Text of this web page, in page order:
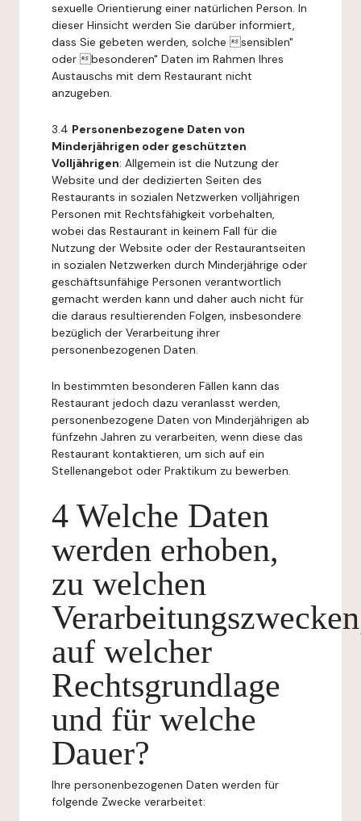
sexuelle Orientierung einer natürlichen Person. In
dieser Hinsicht werden Sie darüber informiert,
dass Sie gebeten werden, solche sensiblen"
oder besonderen" Daten im Rahmen Ihres
Austauschs mit dem Restaurant nicht
anzugeben.
3.4 Personenbezogene Daten von
Minderjährigen oder geschützten
Volljährigen: Allgemein ist die Nutzung der
Website und der dedizierten Seiten des
Restaurants in sozialen Netzwerken volljährigen
Personen mit Rechtsfähigkeit vorbehalten,
wobei das Restaurant in keinem Fall für die
Nutzung der Website oder der Restaurantseiten
in sozialen Netzwerken durch Minderjährige oder
geschäftsunfähige Personen verantwortlich
gemacht werden kann und daher auch nicht für
die daraus resultierenden Folgen, insbesondere
bezüglich der Verarbeitung ihrer
personenbezogenen Daten.
In bestimmten besonderen Fällen kann das
Restaurant jedoch dazu veranlasst werden,
personenbezogene Daten von Minderjährigen ab
fünfzehn Jahren zu verarbeiten, wenn diese das
Restaurant kontaktieren, um sich auf ein
Stellenangebot oder Praktikum zu bewerben.
4 Welche Daten
werden erhoben,
zu welchen
auf welcher
Rechtsgrundlage
und für welche
Dauer?
Ihre personenbezogenen Daten werden für
folgende Zwecke verarbeitet: